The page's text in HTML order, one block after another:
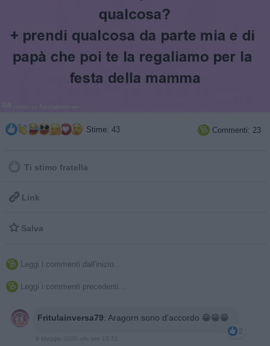
Stime: 43  Commenti: 23
Ti stimo fratella
 Link
 Salva
 Leggi i commenti dall'inizio...
 Leggi i commenti precedenti...
Fritulainversa79: Aragorn sono d'accordo 😁😁😁
2